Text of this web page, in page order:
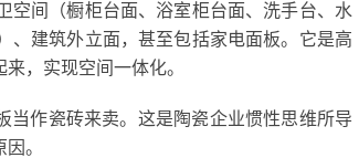
空间（橱柜台面、浴室柜台面、洗手台、水
、建筑外立面，甚至包括家电面板。它是高
，实现空间一体化。
当作瓷砖来卖。这是陶瓷企业惯性思维所导
。